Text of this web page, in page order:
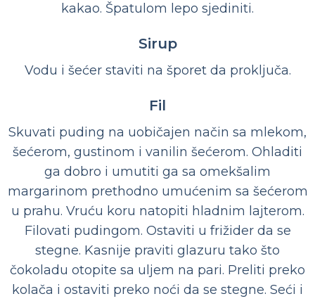
kakao. Špatulom lepo sjediniti.
Sirup
Vodu i šećer staviti na šporet da proključa.
Fil
Skuvati puding na uobičajen način sa mlekom,
šećerom, gustinom i vanilin šećerom. Ohladiti
ga dobro i umutiti ga sa omekšalim
margarinom prethodno umućenim sa šećerom
u prahu. Vruću koru natopiti hladnim lajterom.
Filovati pudingom. Ostaviti u frižider da se
stegne. Kasnije praviti glazuru tako što
čokoladu otopite sa uljem na pari. Preliti preko
kolača i ostaviti preko noći da se stegne. Seći i